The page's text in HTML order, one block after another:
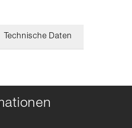
Technische Daten